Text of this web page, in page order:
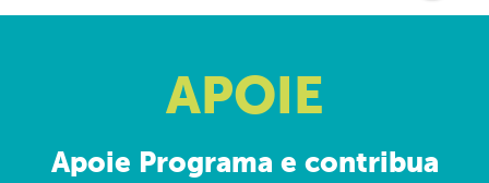
APOIE
Apoie Programa e contribua